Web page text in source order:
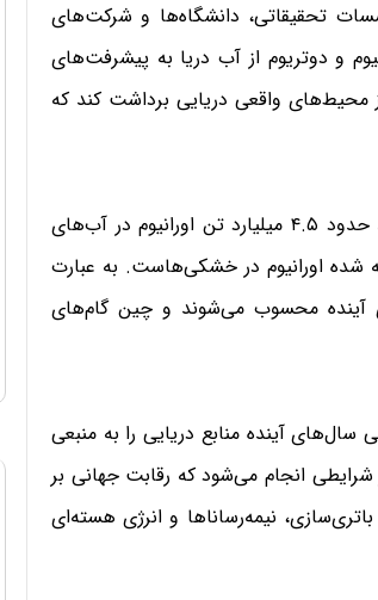
تحقیقاتی، دانشگاه‌ها و شرکت‌های
و دوتریوم از آب دریا به پیشرفت‌های
محیط‌های واقعی دریایی برداشت کند که
اهمیت اقتصادی این دستاورد از آن روست که برآوردها نشان می‌دهد حدود ۴.۵ میلیارد تن اورانیوم در آب‌های
شده اورانیوم در خشکی‌هاست. به عبارت
آینده محسوب می‌شوند و چین گام‌های
آینده منابع دریایی را به منبعی
شرایطی انجام می‌شود که رقابت جهانی بر
نیمه‌رساناها و انرژی هسته‌ای